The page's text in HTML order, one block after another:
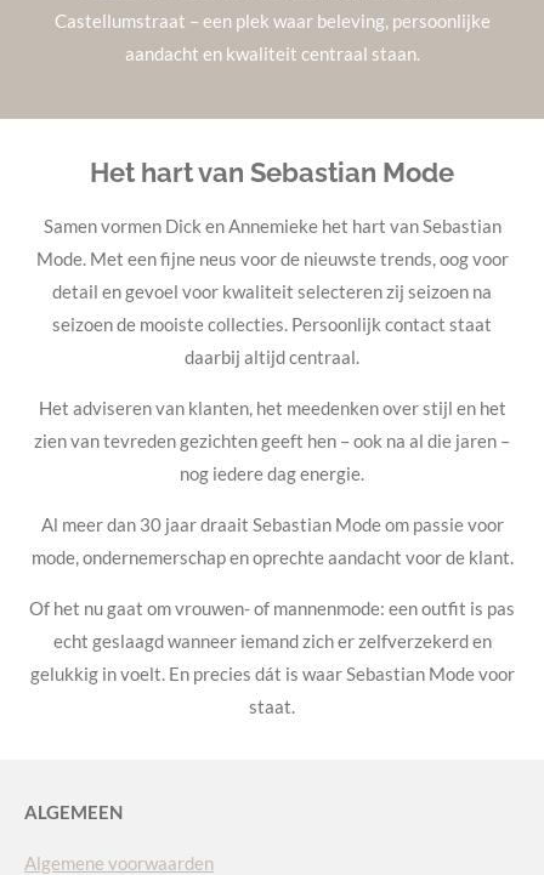
Castellumstraat – een plek waar beleving, persoonlijke
aandacht en kwaliteit centraal staan.
Het hart van Sebastian Mode
Samen vormen Dick en Annemieke het hart van Sebastian
Mode. Met een fijne neus voor de nieuwste trends, oog voor
detail en gevoel voor kwaliteit selecteren zij seizoen na
seizoen de mooiste collecties. Persoonlijk contact staat
daarbij altijd centraal.
Het adviseren van klanten, het meedenken over stijl en het
zien van tevreden gezichten geeft hen – ook na al die jaren –
nog iedere dag energie.
Al meer dan 30 jaar draait Sebastian Mode om passie voor
mode, ondernemerschap en oprechte aandacht voor de klant.
Of het nu gaat om vrouwen- of mannenmode: een outfit is pas
echt geslaagd wanneer iemand zich er zelfverzekerd en
gelukkig in voelt. En precies dát is waar Sebastian Mode voor
staat.
ALGEMEEN
Algemene voorwaarden